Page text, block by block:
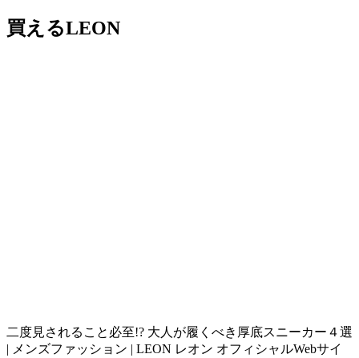
買えるLEON
二度見されること必至!? 大人が履くべき厚底スニーカー４選
| メンズファッション | LEON レオン オフィシャルWebサイ